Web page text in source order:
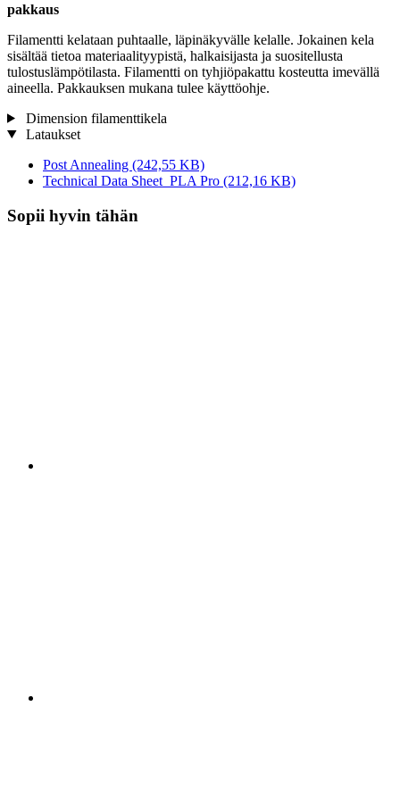
pakkaus
Filamentti kelataan puhtaalle, läpinäkyvälle kelalle. Jokainen kela
sisältää tietoa materiaalityypistä, halkaisijasta ja suositellusta
tulostuslämpötilasta. Filamentti on tyhjiöpakattu kosteutta imevällä
aineella. Pakkauksen mukana tulee käyttöohje.
Dimension filamenttikela
Lataukset
Post Annealing (242,55 KB)
Technical Data Sheet_PLA Pro (212,16 KB)
Sopii hyvin tähän